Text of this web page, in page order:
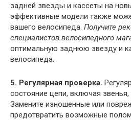
задней звезды и кассеты на
эффективные модели также
вашего велосипеда. Получите
специалистов велосипедного
оптимальную заднюю звезду и
велосипеда.
5. Регулярная проверка.
состояние цепи, включая
Замените изношенные или
предотвратить возможные